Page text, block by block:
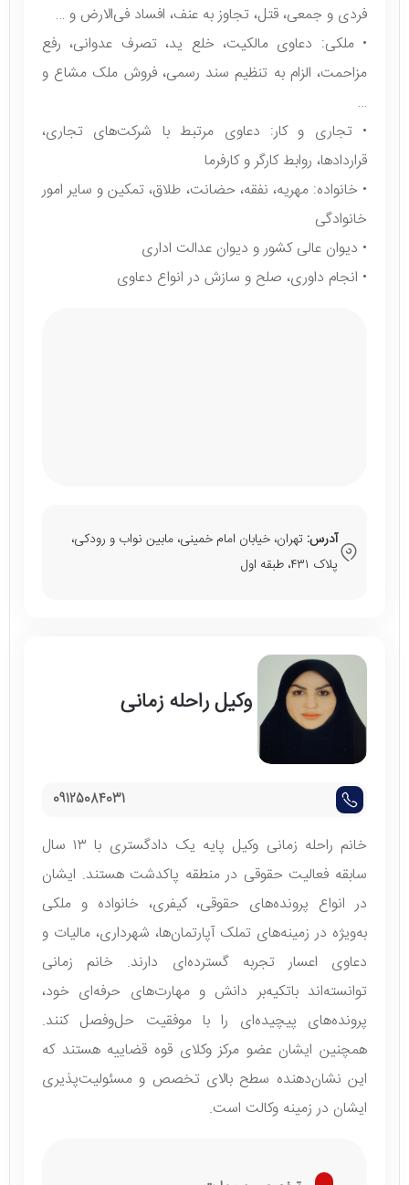
فردی و جمعی، قتل، تجاوز به عنف، افساد فی‌الارض و …
• ملکی: دعاوی مالکیت، خلع ید، تصرف عدوانی، رفع
مزاحمت، الزام به تنظیم سند رسمی، فروش ملک مشاع و
…
• تجاری و کار: دعاوی مرتبط با شرکت‌های تجاری،
قراردادها، روابط کارگر و کارفرما
• خانواده: مهریه، نفقه، حضانت، طلاق، تمکین و سایر امور
خانوادگی
• دیوان عالی کشور و دیوان عدالت اداری
• انجام داوری، صلح و سازش در انواع دعاوی
آدرس: تهران، خیابان امام خمینی، مابین نواب و رودکی،
پلاک ۴۳۱، طبقه اول
وکیل راحله زمانی
09125084031
خانم راحله زمانی وکیل پایه یک دادگستری با ۱۳ سال
سابقه فعالیت حقوقی در منطقه پاکدشت هستند. ایشان
در انواع پرونده‌های حقوقی، کیفری، خانواده و ملکی
به‌ویژه در زمینه‌های تملک آپارتمان‌ها، شهرداری، مالیات و
دعاوی اعسار تجربه گسترده‌ای دارند. خانم زمانی
توانسته‌اند باتکیه‌بر دانش و مهارت‌های حرفه‌ای خود،
پرونده‌های پیچیده‌ای را با موفقیت حل‌وفصل کنند.
همچنین ایشان عضو مرکز وکلای قوه قضاییه هستند که
این نشان‌دهنده سطح بالای تخصص و مسئولیت‌پذیری
ایشان در زمینه وکالت است.